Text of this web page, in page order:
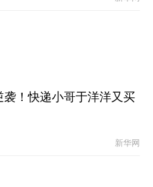
！快递小哥于洋洋又买
新华网